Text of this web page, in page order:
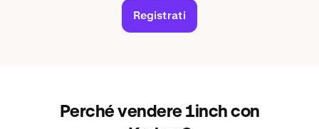
Registrati
Perché vendere 1inch con